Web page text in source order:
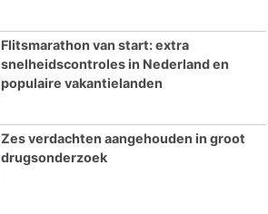
Flitsmarathon van start: extra
snelheidscontroles in Nederland en
populaire vakantielanden
Zes verdachten aangehouden in groot
drugsonderzoek